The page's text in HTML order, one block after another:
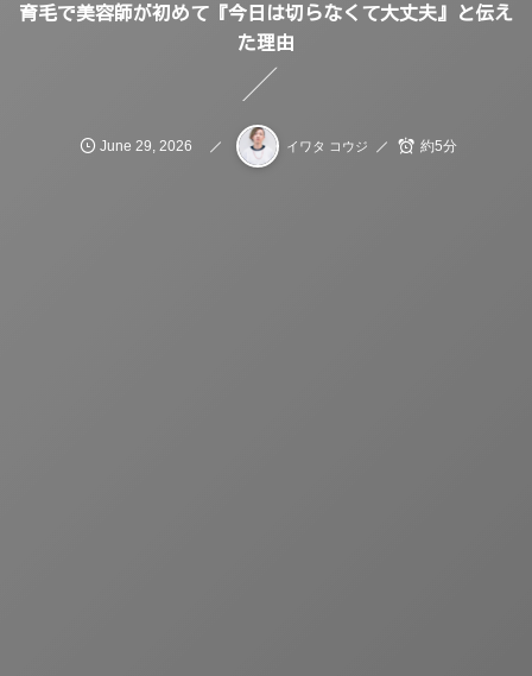
育毛で美容師が初めて『今日は切らなくて大丈夫』と伝え
た理由
June 29 2026 イワタ コウジ 約5分